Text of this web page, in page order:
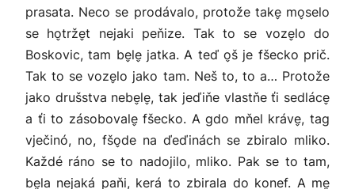
prasata. Neco se prodávalo, protože take̬ mo̬selo
se ho̬trže̬t nejaki peňize. Tak to se voze̬lo do
Boskovic, tam be̬le̬ jatka. A teď o̬š je fšecko prič.
Tak to se voze̬lo jako tam. Neš to, to a… Protože
jako drušstva nebe̬le̬, tak jeďiňe vlastňe ťi sedláce̬
a ťi to zásobovale̬ fšecko. A gdo mňel kráve̬, tag
vječinó, no, fšo̬de na ďeďinách se zbiralo mliko.
Každé ráno se to nadojilo, mliko. Pak se to tam,
be̬la nejaká paňi, kerá to zbirala do konef. A me̬